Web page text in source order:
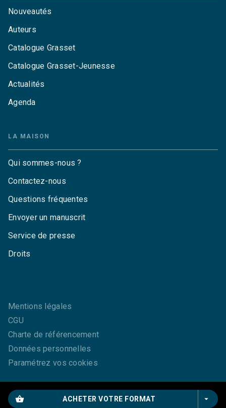
shopping_basket ACHETER VOTRE FORMAT arrow_drop_down
Nouveautés
Auteurs
Catalogue Grasset
Catalogue Grasset-Jeunesse
Actualités
Agenda
LA MAISON
Qui sommes-nous ?
Contactez-nous
Questions fréquentes
Envoyer un manuscrit
Service de presse
Droits
Mentions légales
CGU
Charte de référencement
Données personnelles
Paramétrez vos cookies